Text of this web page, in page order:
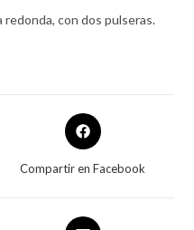
con dos pulseras.
Compartir en Facebook